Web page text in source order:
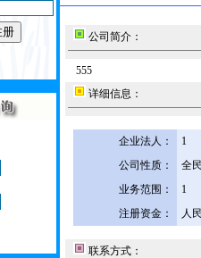
公司简介：
555
详细信息：
企业法人：
1
公司性质：
全
业务范围：
1
注册资金：
人
联系方式：